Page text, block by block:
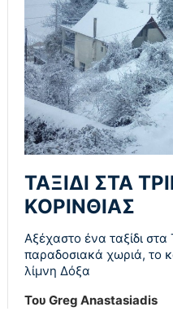
ΤΑΞΙΔΙ ΣΤΑ
ΚΟΡΙΝΘΙΑΣ
Αξέχαστο ένα ταξίδι στα
παραδοσιακά χωριά, το
λίμνη Δόξα
Του Greg Anastasiadis